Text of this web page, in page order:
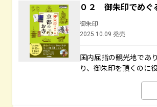
０２ 御朱印でめ
御朱印
2025.10.09 発売
国内屈指の観光地であ
り、御朱印を頂くのに